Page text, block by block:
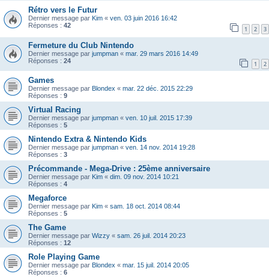
Rétro vers le Futur
Dernier message par Kim « ven. 03 juin 2016 16:42
Réponses : 42 1 2 3
Fermeture du Club Nintendo
Dernier message par jumpman « mar. 29 mars 2016 14:49
Réponses : 24 1 2
Games
Dernier message par Blondex « mar. 22 déc. 2015 22:29
Réponses : 9
Virtual Racing
Dernier message par jumpman « ven. 10 juil. 2015 17:39
Réponses : 5
Nintendo Extra & Nintendo Kids
Dernier message par jumpman « ven. 14 nov. 2014 19:28
Réponses : 3
Précommande - Mega-Drive : 25ème anniversaire
Dernier message par Kim « dim. 09 nov. 2014 10:21
Réponses : 4
Megaforce
Dernier message par Kim « sam. 18 oct. 2014 08:44
Réponses : 5
The Game
Dernier message par Wizzy « sam. 26 juil. 2014 20:23
Réponses : 12
Role Playing Game
Dernier message par Blondex « mar. 15 juil. 2014 20:05
Réponses : 6